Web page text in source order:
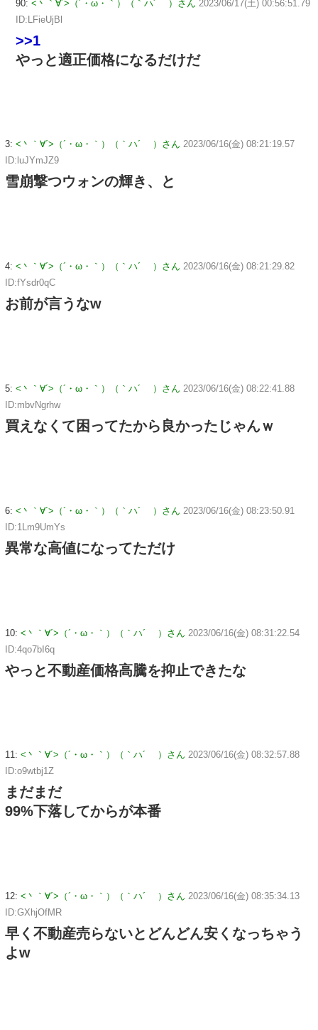
90: <丶｀∀´>（´・ω・｀）（｀ハ´ ）さん 2023/06/17(土) 00:56:51.79
ID:LFieUjBl
>>1
やっと適正価格になるだけだ
3: <丶｀∀´>（´・ω・｀）（｀ハ´ ）さん 2023/06/16(金) 08:21:19.57
ID:luJYmJZ9
雪崩撃つウォンの輝き、と
4: <丶｀∀´>（´・ω・｀）（｀ハ´ ）さん 2023/06/16(金) 08:21:29.82
ID:fYsdr0qC
お前が言うなw
5: <丶｀∀´>（´・ω・｀）（｀ハ´ ）さん 2023/06/16(金) 08:22:41.88
ID:mbvNgrhw
買えなくて困ってたから良かったじゃんｗ
6: <丶｀∀´>（´・ω・｀）（｀ハ´ ）さん 2023/06/16(金) 08:23:50.91
ID:1Lm9UmYs
異常な高値になってただけ
10: <丶｀∀´>（´・ω・｀）（｀ハ´ ）さん 2023/06/16(金) 08:31:22.54
ID:4qo7bI6q
やっと不動産価格高騰を抑止できたな
11: <丶｀∀´>（´・ω・｀）（｀ハ´ ）さん 2023/06/16(金) 08:32:57.88
ID:o9wtbj1Z
まだまだ
99%下落してからが本番
12: <丶｀∀´>（´・ω・｀）（｀ハ´ ）さん 2023/06/16(金) 08:35:34.13
ID:GXhjOfMR
早く不動産売らないとどんどん安くなっちゃう
よw